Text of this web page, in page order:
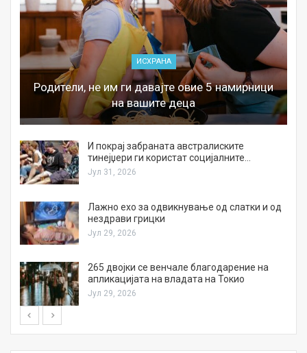
ИСХРАНА
Родители, не им ги давајте овие 5 намирници
на вашите деца
И покрај забраната австралиските
тинејџери ги користат социјалните…
Јул 31, 2026
Лажно ехо за одвикнување од слатки и од
нездрави грицки
Јул 29, 2026
265 двојки се венчале благодарение на
апликацијата на владата на Токио
Јул 29, 2026